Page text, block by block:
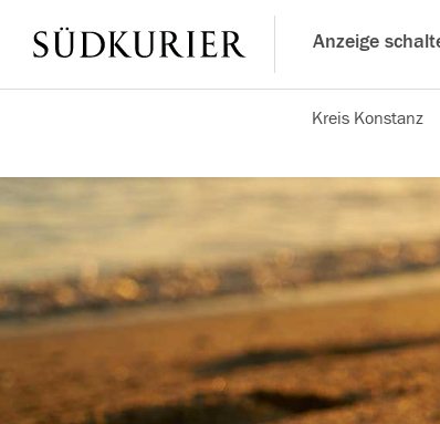
Anzeige
Kreis Konstanz